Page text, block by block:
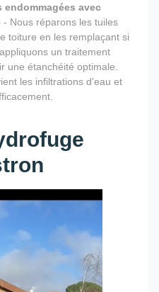
avec
- Nous réparons les tuiles
toiture en les remplaçant si
un traitement
une étanchéité optimale.
les infiltrations d'eau et